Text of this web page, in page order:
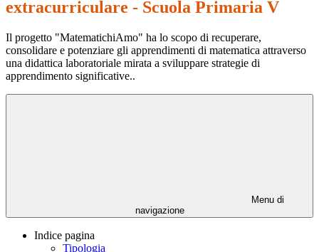
extracurriculare - Scuola Primaria V
Il progetto "MatematichiAmo" ha lo scopo di recuperare,
consolidare e potenziare gli apprendimenti di matematica attraverso
una didattica laboratoriale mirata a sviluppare strategie di
apprendimento significative..
Menu di
navigazione
Indice pagina
Tipologia